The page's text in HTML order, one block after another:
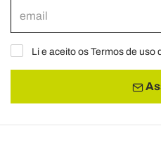
Li e aceito os Termos de uso